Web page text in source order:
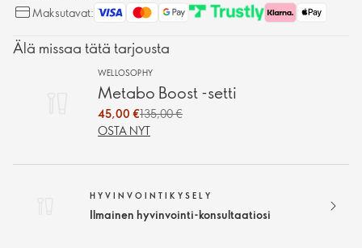
Maksutavat:
Älä missaa tätä tarjousta
WELLOSOPHY
Metabo Boost -setti
45,00 €135,00 €
OSTA NYT
HYVINVOINTIKYSELY
Ilmainen hyvinvointi-konsultaatiosi